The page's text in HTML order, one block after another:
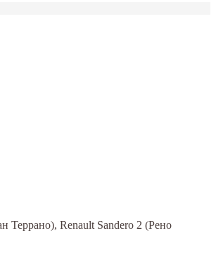
Террано), Renault Sandero 2 (Рено